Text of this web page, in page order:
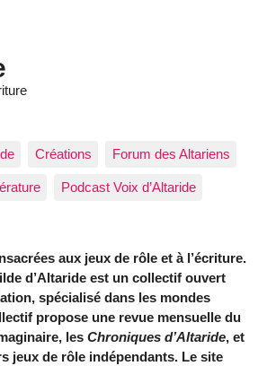
Créations Forum des Altariens
Podcast Voix d’Altaride
aux jeux de rôle et à l’écriture.
d’Altaride est un collectif ouvert
spécialisé dans les mondes
propose une revue mensuelle du
les Chroniques d’Altaride, et
jeux de rôle indépendants. Le site